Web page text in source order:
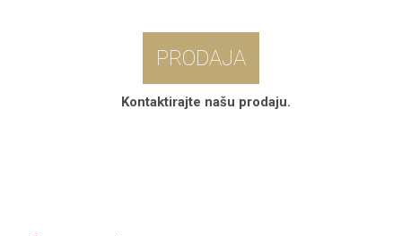
PRODAJA
Kontaktirajte našu prodaju.